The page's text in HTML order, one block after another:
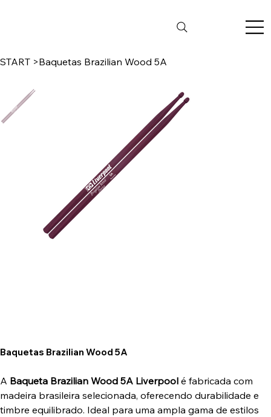
START >Baquetas Brazilian Wood 5A
Baquetas Brazilian Wood 5A
A Baqueta Brazilian Wood 5A Liverpool é fabricada com
madeira brasileira selecionada, oferecendo durabilidade e
timbre equilibrado. Ideal para uma ampla gama de estilos